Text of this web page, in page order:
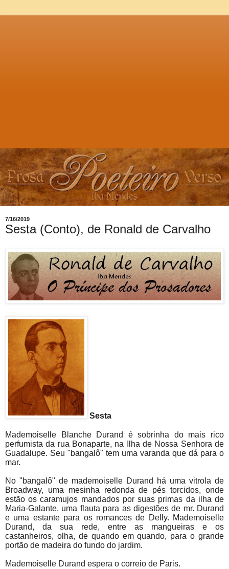
7/16/2019
Sesta (Conto), de Ronald de Carvalho
Sesta
Mademoiselle Blanche Durand é sobrinha do mais rico
perfumista da rua Bonaparte, na Ilha de Nossa Senhora de
Guadalupe. Seu "bangalô" tem uma varanda que dá para o
mar.
No "bangalô" de mademoiselle Durand há uma vitrola de
Broadway, uma mesinha redonda de pés torcidos, onde
estão os caramujos mandados por suas primas da ilha de
Maria-Galante, uma flauta para as digestões de mr. Durand
e uma estante para os romances de Delly. Mademoiselle
Durand, da sua rede, entre as mangueiras e os
castanheiros, olha, de quando em quando, para o grande
portão de madeira do fundo do jardim.
Mademoiselle Durand espera o correio de Paris.